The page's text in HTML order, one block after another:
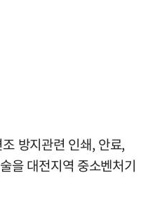
방지관련 인쇄, 안료,
을 대전지역 중소벤처기